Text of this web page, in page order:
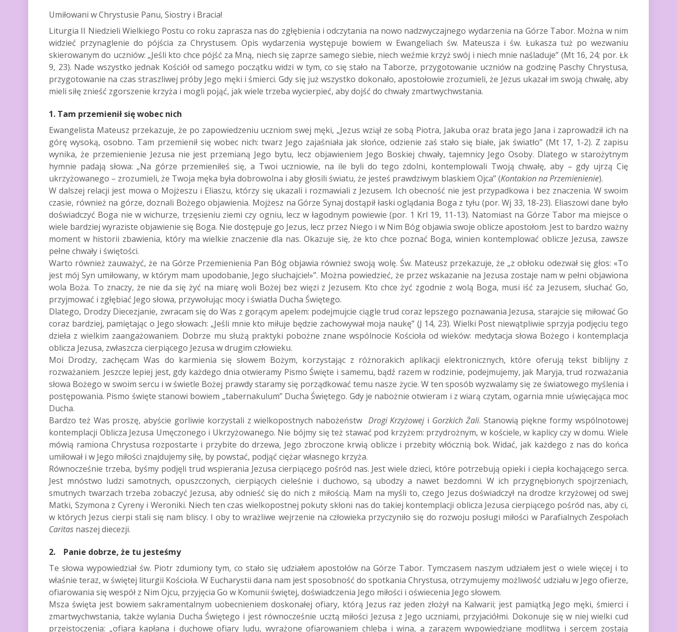
Umiłowani w Chrystusie Panu, Siostry i Bracia!
Liturgia II Niedzieli Wielkiego Postu co roku zaprasza nas do zgłębienia i odczytania na nowo nadzwyczajnego wydarzenia na Górze Tabor. Można w nim
widzieć przynaglenie do pójścia za Chrystusem. Opis wydarzenia występuje bowiem w Ewangeliach św. Mateusza i św. Łukasza tuż po wezwaniu
skierowanym do uczniów: „Jeśli kto chce pójść za Mną, niech się zaprze samego siebie, niech weźmie krzyż swój i niech mnie naśladuje” (Mt 16, 24; por. Łk
9, 23). Nade wszystko jednak Kościół od samego początku widzi w tym, co się stało na Taborze, przygotowanie uczniów na godzinę Paschy Chrystusa,
przygotowanie na czas straszliwej próby Jego męki i śmierci. Gdy się już wszystko dokonało, apostołowie zrozumieli, że Jezus ukazał im swoją chwałę, aby
mieli siłę znieść zgorszenie krzyża i mogli pojąć, jak wiele trzeba wycierpieć, aby dojść do chwały zmartwychwstania.
1. Tam przemienił się wobec nich
Ewangelista Mateusz przekazuje, że po zapowiedzeniu uczniom swej męki, „Jezus wziął ze sobą Piotra, Jakuba oraz brata jego Jana i zaprowadził ich na
górę wysoką, osobno. Tam przemienił się wobec nich: twarz Jego zajaśniała jak słońce, odzienie zaś stało się białe, jak światło” (Mt 17, 1-2). Z zapisu
wynika, że przemienienie Jezusa nie jest przemianą Jego bytu, lecz objawieniem Jego Boskiej chwały, tajemnicy Jego Osoby. Dlatego w starożytnym
hymnie padają słowa: „Na górze przemieniłeś się, a Twoi uczniowie, na ile byli do tego zdolni, kontemplowali Twoją chwałę, aby – gdy ujrzą Cię
ukrzyżowanego – zrozumieli, że Twoja męka była dobrowolna i aby głosili światu, że jesteś prawdziwym blaskiem Ojca” (Kontakion na Przemienienie).
W dalszej relacji jest mowa o Mojżeszu i Eliaszu, którzy się ukazali i rozmawiali z Jezusem. Ich obecność nie jest przypadkowa i bez znaczenia. W swoim
czasie, również na górze, doznali Bożego objawienia. Mojżesz na Górze Synaj dostąpił łaski oglądania Boga z tyłu (por. Wj 33, 18-23). Eliaszowi dane było
doświadczyć Boga nie w wichurze, trzęsieniu ziemi czy ogniu, lecz w łagodnym powiewie (por. 1 Krl 19, 11-13). Natomiast na Górze Tabor ma miejsce o
wiele bardziej wyraziste objawienie się Boga. Nie dostępuje go Jezus, lecz przez Niego i w Nim Bóg objawia swoje oblicze apostołom. Jest to bardzo ważny
moment w historii zbawienia, który ma wielkie znaczenie dla nas. Okazuje się, że kto chce poznać Boga, winien kontemplować oblicze Jezusa, zawsze
pełne chwały i świętości.
Warto również zauważyć, że na Górze Przemienienia Pan Bóg objawia również swoją wolę. Św. Mateusz przekazuje, że „z obłoku odezwał się głos: «To
jest mój Syn umiłowany, w którym mam upodobanie, Jego słuchajcie!»”. Można powiedzieć, że przez wskazanie na Jezusa zostaje nam w pełni objawiona
wola Boża. To znaczy, że nie da się żyć na miarę woli Bożej bez więzi z Jezusem. Kto chce żyć zgodnie z wolą Boga, musi iść za Jezusem, słuchać Go,
przyjmować i zgłębiać Jego słowa, przywołując mocy i światła Ducha Świętego.
Dlatego, Drodzy Diecezjanie, zwracam się do Was z gorącym apelem: podejmujcie ciągle trud coraz lepszego poznawania Jezusa, starajcie się miłować Go
coraz bardziej, pamiętając o Jego słowach: „Jeśli mnie kto miłuje będzie zachowywał moja naukę” (J 14, 23). Wielki Post niewątpliwie sprzyja podjęciu tego
dzieła z wielkim zaangażowaniem. Dobrze mu służą praktyki pobożne znane wspólnocie Kościoła od wieków: medytacja słowa Bożego i kontemplacja
oblicza Jezusa, zwłaszcza cierpiącego Jezusa w drugim człowieku.
Moi Drodzy, zachęcam Was do karmienia się słowem Bożym, korzystając z różnorakich aplikacji elektronicznych, które oferują tekst biblijny z
rozważaniem. Jeszcze lepiej jest, gdy każdego dnia otwieramy Pismo Święte i samemu, bądź razem w rodzinie, podejmujemy, jak Maryja, trud rozważania
słowa Bożego w swoim sercu i w świetle Bożej prawdy staramy się porządkować temu nasze życie. W ten sposób wyzwalamy się ze światowego myślenia i
postępowania. Pismo święte stanowi bowiem „tabernakulum” Ducha Świętego. Gdy je nabożnie otwieram i z wiarą czytam, ogarnia mnie uświęcająca moc
Ducha.
Bardzo też Was proszę, abyście gorliwie korzystali z wielkopostnych nabożeństw Drogi Krzyżowej i Gorzkich Żali. Stanowią piękne formy wspólnotowej
kontemplacji Oblicza Jezusa Umęczonego i Ukrzyżowanego. Nie bójmy się też stawać pod krzyżem: przydrożnym, w kościele, w kaplicy czy w domu. Wiele
mówią ramiona Chrystusa rozpostarte i przybite do drzewa, Jego zbroczone krwią oblicze i przebity włócznią bok. Widać, jak każdego z nas do końca
umiłował i w Jego miłości znajdujemy siłę, by powstać, podjąć ciężar własnego krzyża.
Równocześnie trzeba, byśmy podjęli trud wspierania Jezusa cierpiącego pośród nas. Jest wiele dzieci, które potrzebują opieki i ciepła kochającego serca.
Jest mnóstwo ludzi samotnych, opuszczonych, cierpiących cieleśnie i duchowo, są ubodzy a nawet bezdomni. W ich przygnębionych spojrzeniach,
smutnych twarzach trzeba zobaczyć Jezusa, aby odnieść się do nich z miłością. Mam na myśli to, czego Jezus doświadczył na drodze krzyżowej od swej
Matki, Szymona z Cyreny i Weroniki. Niech ten czas wielkopostnej pokuty skłoni nas do takiej kontemplacji oblicza Jezusa cierpiącego pośród nas, aby ci,
w których Jezus cierpi stali się nam bliscy. I oby to wrażliwe wejrzenie na człowieka przyczyniło się do rozwoju posługi miłości w Parafialnych Zespołach
Caritas naszej diecezji.
2. Panie dobrze, że tu jesteśmy
Te słowa wypowiedział św. Piotr zdumiony tym, co stało się udziałem apostołów na Górze Tabor. Tymczasem naszym udziałem jest o wiele więcej i to
właśnie teraz, w świętej liturgii Kościoła. W Eucharystii dana nam jest sposobność do spotkania Chrystusa, otrzymujemy możliwość udziału w Jego ofierze,
ofiarowania się wespół z Nim Ojcu, przyjęcia Go w Komunii świętej, doświadczenia Jego miłości i oświecenia Jego słowem.
Msza święta jest bowiem sakramentalnym uobecnieniem doskonałej ofiary, którą Jezus raz jeden złożył na Kalwarii; jest pamiątką Jego męki, śmierci i
zmartwychwstania, także wylania Ducha Świętego i jest równocześnie ucztą miłości Jezusa z Jego uczniami, przyjaciółmi. Dokonuje się w niej wielki cud
przeistoczenia: „ofiara kapłana i duchowe ofiary ludu, wyrażone ofiarowaniem chleba i wina, a zarazem wypowiedziane modlitwą i sercem zostają